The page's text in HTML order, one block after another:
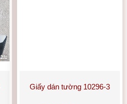
Giấy dán tường 10296-3